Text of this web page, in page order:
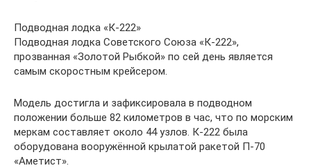
Подводная лодка «К-222»
Подводная лодка Советского Союза «К-222»,
прозванная «Золотой Рыбкой» по сей день является
самым скоростным крейсером.
Модель достигла и зафиксировала в подводном
положении больше 82 километров в час, что по морским
меркам составляет около 44 узлов. К-222 была
оборудована вооружённой крылатой ракетой П-70
«Аметист».